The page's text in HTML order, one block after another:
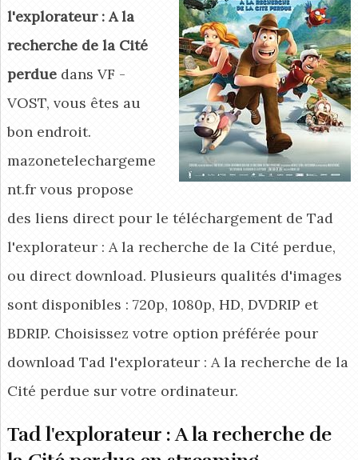
l'explorateur : A la
recherche de la Cité
perduedans VF -
VOST, vous êtes au
bon endroit.
mazonetelechargeme
nt.fr vous propose
des liens direct pour le téléchargement de Tad
l'explorateur : A la recherche de la Cité perdue,
ou direct download. Plusieurs qualités d'images
sont disponibles : 720p, 1080p, HD, DVDRIP et
BDRIP. Choisissez votre option préférée pour
download Tad l'explorateur : A la recherche de la
Cité perdue sur votre ordinateur.
Tad l'explorateur : A la recherche de